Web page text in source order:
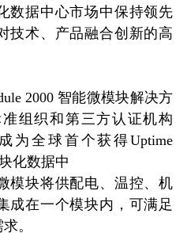
数据中心市场中保持领先
技术、产品融合创新的高
2000 智能微模块解决方
组织和第三方认证机构
为全球首个获得Uptime
化数据中
模块将供配电、温控、机
成在一个模块内，可满足
。